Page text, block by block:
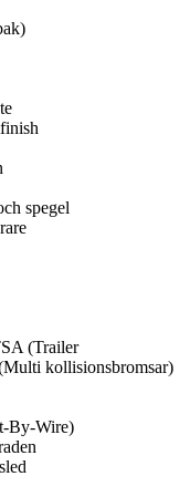
spegel
(Trailer
kollisionsbromsar)
By-Wire)